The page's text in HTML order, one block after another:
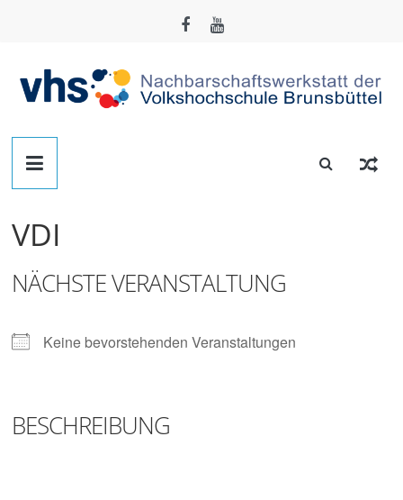
Nachbarschafts-
Werkstatt
Brunsbüttel
Der
zum
und
VDI
NÄCHSTE VERANSTALTUNG
Keine bevorstehenden Veranstaltungen
BESCHREIBUNG